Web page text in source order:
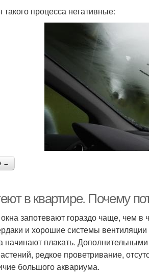
такого процесса негативные:
→
в квартире. Почему
запотевают гораздо чаще, чем
и хорошие системы
начинают плакать.
редкое проветривание,
большого аквариума.